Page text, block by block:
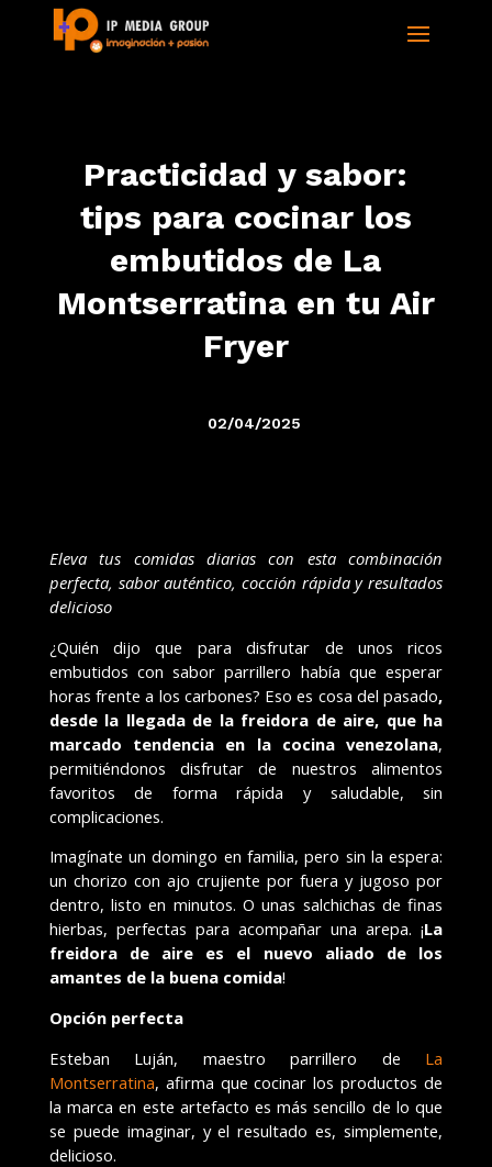
Practicidad y sabor:
tips para cocinar los
embutidos de La
Montserratina en tu Air
Fryer
02/04/2025
Eleva tus comidas diarias con esta combinación
perfecta, sabor auténtico, cocción rápida y resultados
delicioso
¿Quién dijo que para disfrutar de unos ricos
embutidos con sabor parrillero había que esperar
horas frente a los carbones? Eso es cosa del pasado,
desde la llegada de la freidora de aire, que ha
marcado tendencia en la cocina venezolana,
permitiéndonos disfrutar de nuestros alimentos
favoritos de forma rápida y saludable, sin
complicaciones.
Imagínate un domingo en familia, pero sin la espera:
un chorizo con ajo crujiente por fuera y jugoso por
dentro, listo en minutos. O unas salchichas de finas
hierbas, perfectas para acompañar una arepa. ¡La
freidora de aire es el nuevo aliado de los
amantes de la buena comida!
Opción perfecta
Esteban Luján, maestro parrillero de La
Montserratina, afirma que cocinar los productos de
la marca en este artefacto es más sencillo de lo que
se puede imaginar, y el resultado es, simplemente,
delicioso.